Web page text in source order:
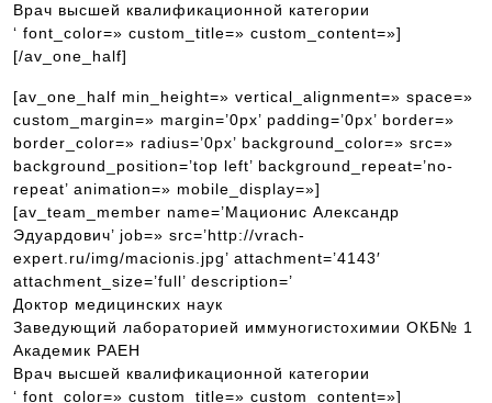
Врач высшей квалификационной категории
‘ font_color=» custom_title=» custom_content=»]
[/av_one_half]
[av_one_half min_height=» vertical_alignment=» space=»
custom_margin=» margin=’0px’ padding=’0px’ border=»
border_color=» radius=’0px’ background_color=» src=»
background_position=’top left’ background_repeat=’no-
repeat’ animation=» mobile_display=»]
[av_team_member name=’Мационис Александр
Эдуардович’ job=» src=’http://vrach-
expert.ru/img/macionis.jpg’ attachment=’4143′
attachment_size=’full’ description=’
Доктор медицинских наук
Заведующий лабораторией иммуногистохимии ОКБ№ 1
Академик РАЕН
Врач высшей квалификационной категории
‘ font_color=» custom_title=» custom_content=»]